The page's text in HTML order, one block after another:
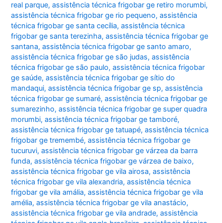
real parque,assistência técnica frigobar ge retiro morumbi,
assistência técnica frigobar ge rio pequeno,assistência
técnica frigobar ge santa cecília,assistência técnica
frigobar ge santa terezinha,assistência técnica frigobar ge
santana,assistência técnica frigobar ge santo amaro,
assistência técnica frigobar ge são judas,assistência
técnica frigobar ge são paulo,assistência técnica frigobar
ge saúde,assistência técnica frigobar ge sítio do
mandaqui,assistência técnica frigobar ge sp,assistência
técnica frigobar ge sumaré,assistência técnica frigobar ge
sumarezinho,assistência técnica frigobar ge super quadra
morumbi,assistência técnica frigobar ge tamboré,
assistência técnica frigobar ge tatuapé,assistência técnica
frigobar ge tremembé,assistência técnica frigobar ge
tucuruvi,assistência técnica frigobar ge várzea da barra
funda,assistência técnica frigobar ge várzea de baixo,
assistência técnica frigobar ge vila airosa,assistência
técnica frigobar ge vila alexandria,assistência técnica
frigobar ge vila amália,assistência técnica frigobar ge vila
amélia,assistência técnica frigobar ge vila anastácio,
assistência técnica frigobar ge vila andrade,assistência